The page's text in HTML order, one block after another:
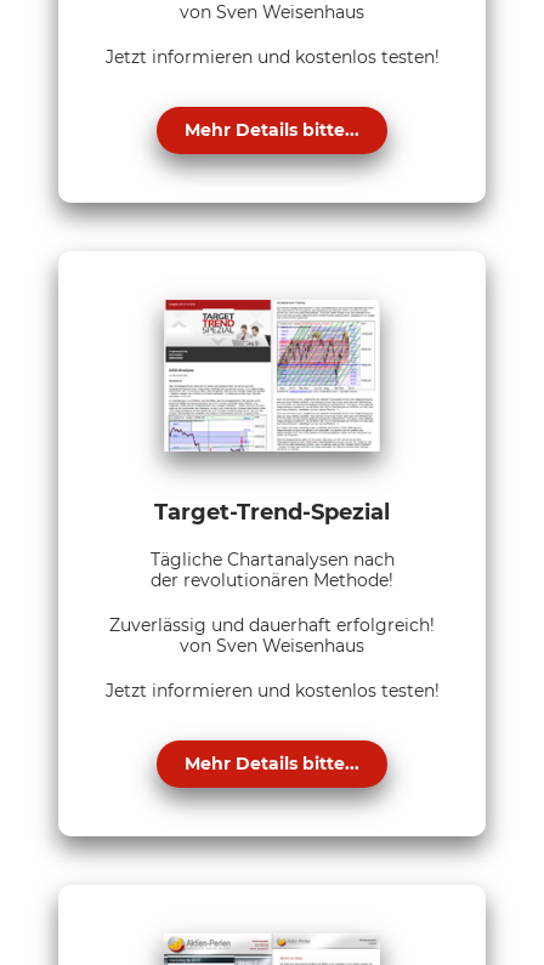
von Sven Weisenhaus
Jetzt informieren und kostenlos testen!
Mehr Details bitte...
Target-Trend-Spezial
Tägliche Chartanalysen nach
der revolutionären Methode!
Zuverlässig und dauerhaft erfolgreich!
von Sven Weisenhaus
Jetzt informieren und kostenlos testen!
Mehr Details bitte...